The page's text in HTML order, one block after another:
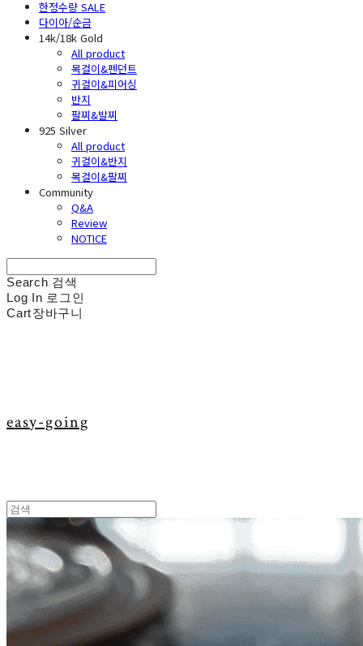
한정수량 SALE
다이아/순금
14k/18k Gold
All product
목걸이&펜던트
귀걸이&피어싱
반지
팔찌&발찌
925 Silver
All product
귀걸이&반지
목걸이&팔찌
Community
Q&A
Review
NOTICE
Search 검색
Log In 로그인
Cart장바구니
easy-going